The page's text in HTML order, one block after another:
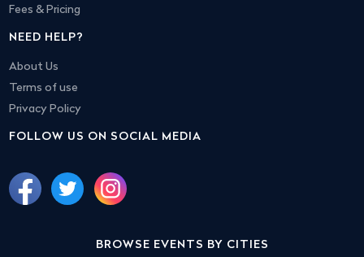
Fees & Pricing
NEED HELP?
About Us
Terms of use
Privacy Policy
FOLLOW US ON SOCIAL MEDIA
BROWSE EVENTS BY CITIES